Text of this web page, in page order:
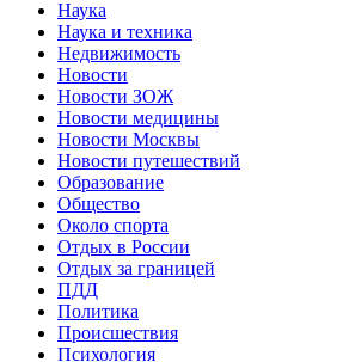
Наука
Наука и техника
Недвижимость
Новости
Новости ЗОЖ
Новости медицины
Новости Москвы
Новости путешествий
Образование
Общество
Около спорта
Отдых в России
Отдых за границей
ПДД
Политика
Происшествия
Психология